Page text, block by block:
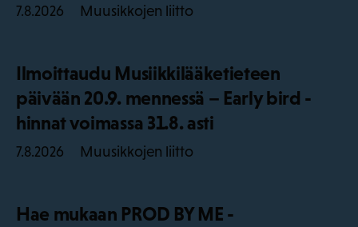
7.8.2026 Muusikkojen liitto
Ilmoittaudu Musiikkilääketieteen
päivään 20.9. mennessä – Early bird -
hinnat voimassa 31.8. asti
7.8.2026 Muusikkojen liitto
Hae mukaan PROD BY ME -